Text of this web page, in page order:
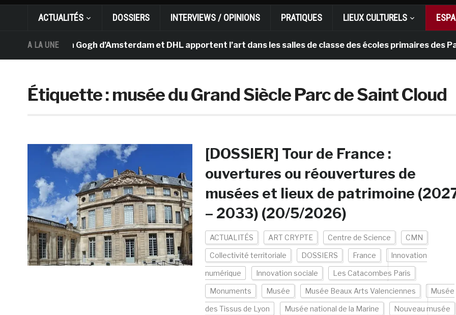
ACTUALITÉS DOSSIERS INTERVIEWS / OPINIONS PRATIQUES LIEUX CULTURELS
A LA UNE
musée Van Gogh d’Amsterdam et DHL apportent l’art dans les salles de classe des écoles primaires des Pays-
Étiquette :musée du Grand Siècle Parc de Saint Cloud
[DOSSIER] Tour de France :
ouvertures ou réouvertures de
musées et lieux de patrimoine
– 2033) (20/5/2026)
ACTUALITÉS ART CRYPTE Centre de Science CMN
Collectivité territoriale DOSSIERS France Innovation
numérique Innovation sociale Les Catacombes Paris
Monuments Musée Musée Beaux Arts Valenciennes Musée
des Tissus de Lyon Musée national de la Marine Nouveau musée